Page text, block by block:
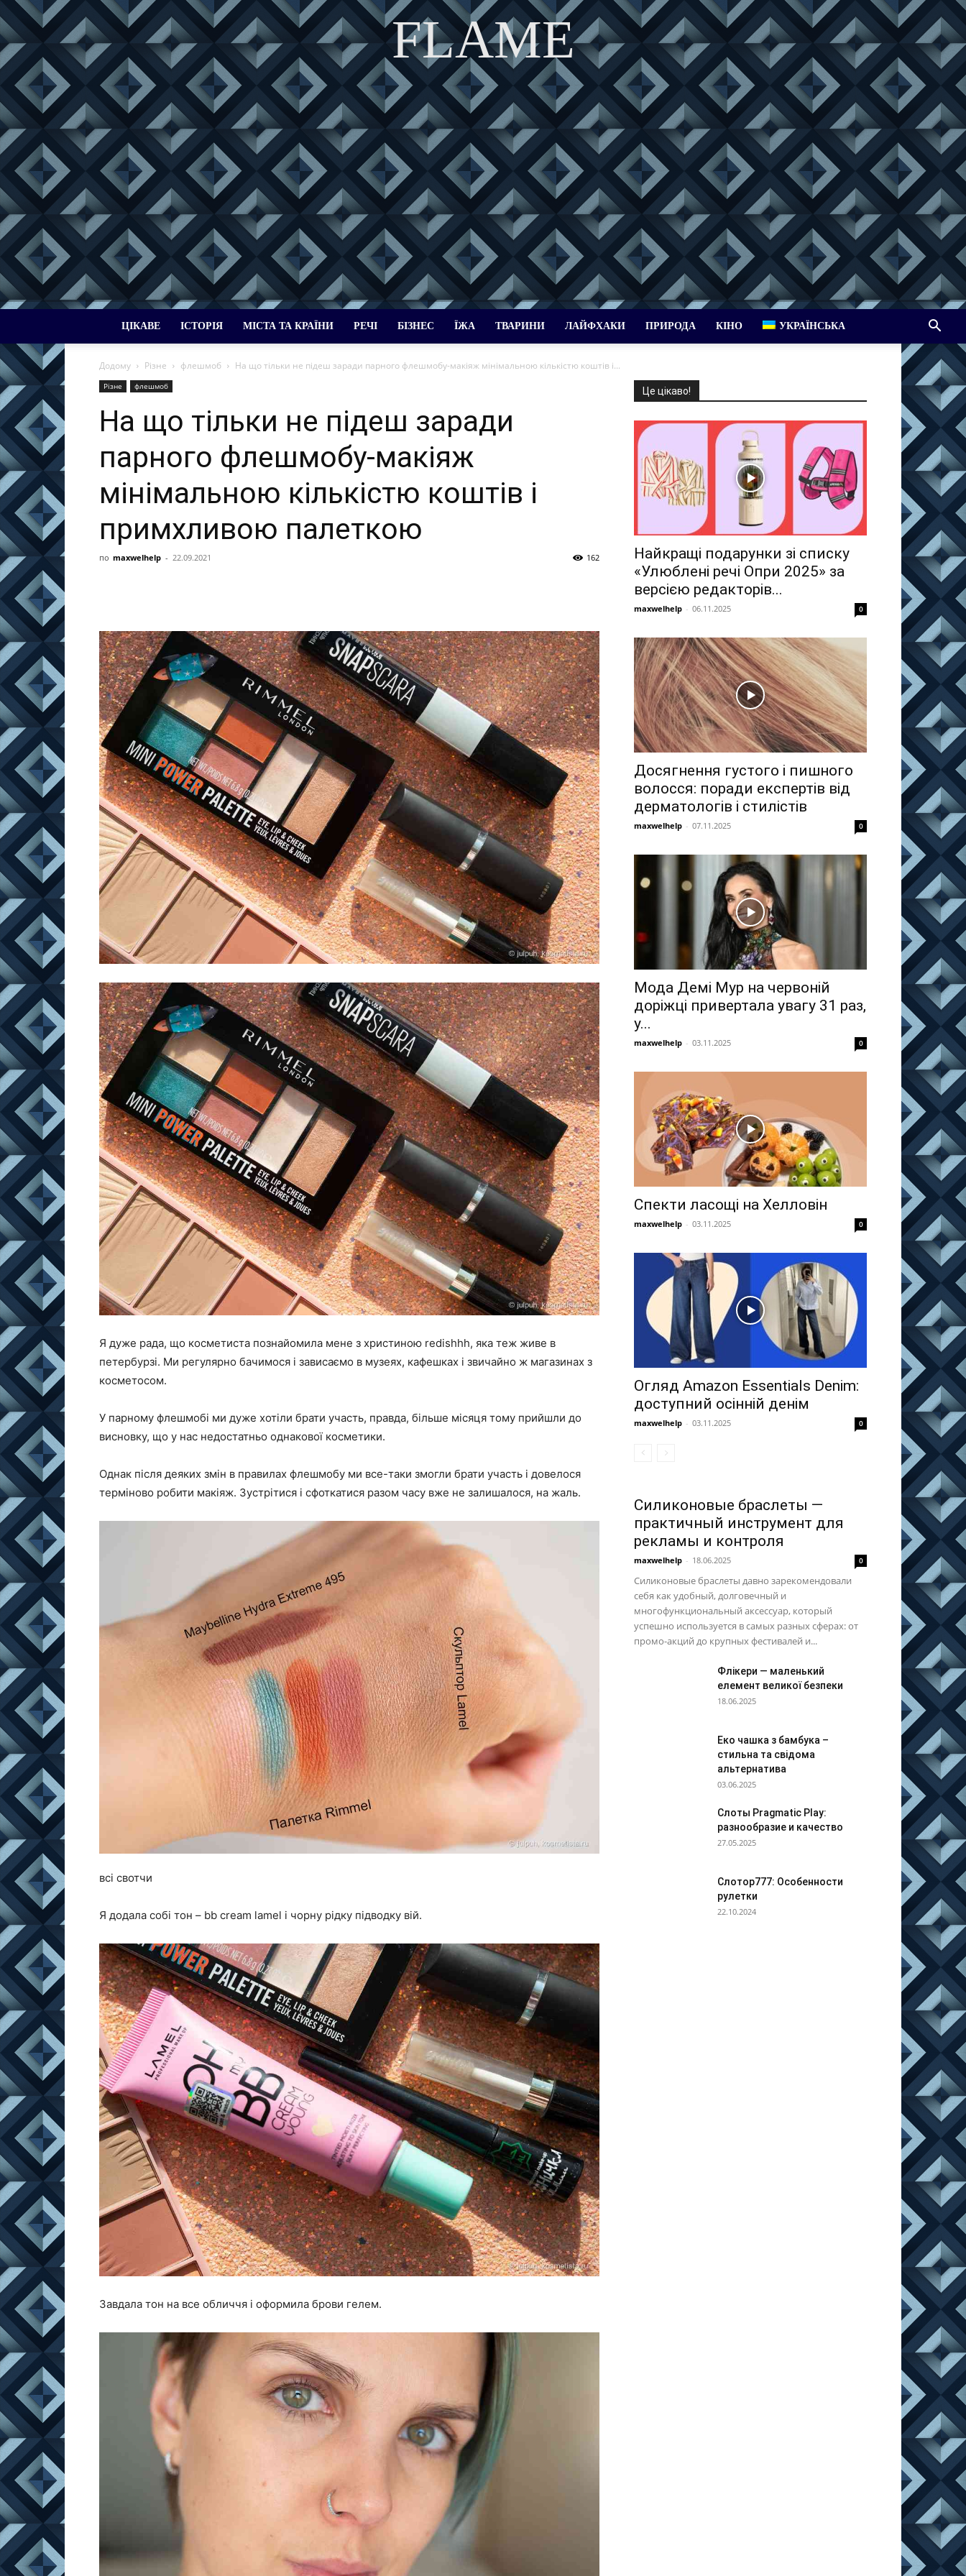
FLAME
DISCOVER THE ART OF PUBLISHING
ЦІКАВЕ ІСТОРІЯ МІСТА ТА КРАЇНИ РЕЧІ БІЗНЕС ЇЖА ТВАРИНИ ЛАЙФХАКИ ПРИРОДА КІНО УКРАЇНСЬКА
Додому Різне флешмоб На що тільки не підеш заради парного флешмобу-макіяж мінімальною кількістю коштів і...
Різне флешмоб
На що тільки не підеш заради
парного флешмобу-макіяж
мінімальною кількістю коштів і
примхливою палеткою
по maxwelhelp - 22.09.2021 162
Я дуже рада, що косметиста познайомила мене з христиною redishhh, яка теж живе в
петербурзі. Ми регулярно бачимося і зависаємо в музеях, кафешках і звичайно ж магазинах з
косметосом.
У парному флешмобі ми дуже хотіли брати участь, правда, більше місяця тому прийшли до
висновку, що у нас недостатньо однакової косметики.
Однак після деяких змін в правилах флешмобу ми все-таки змогли брати участь і довелося
терміново робити макіяж. Зустрітися і сфоткатися разом часу вже не залишалося, на жаль.
всі свотчи
Я додала собі тон – bb cream lamel і чорну рідку підводку вій.
Завдала тон на все обличчя і оформила брови гелем.
Це цікаво!
Найкращі подарунки зі списку
«Улюблені речі Опри 2025» за
версією редакторів...
maxwelhelp - 06.11.2025 0
Досягнення густого і пишного
волосся: поради експертів від
дерматологів і стилістів
maxwelhelp - 07.11.2025 0
Мода Демі Мур на червоній
доріжці привертала увагу 31 раз,
у...
maxwelhelp - 03.11.2025 0
Спекти ласощі на Хелловін
maxwelhelp - 03.11.2025 0
Огляд Amazon Essentials Denim:
доступний осінній денім
maxwelhelp - 03.11.2025 0
Силиконовые браслеты —
практичный инструмент для
рекламы и контроля
maxwelhelp - 18.06.2025 0
Силиконовые браслеты давно зарекомендовали
себя как удобный, долговечный и
многофункциональный аксессуар, который
успешно используется в самых разных сферах: от
промо-акций до крупных фестивалей и...
Флікери — маленький
елемент великої безпеки
18.06.2025
Еко чашка з бамбука –
стильна та свідома
альтернатива
03.06.2025
Слоты Pragmatic Play:
разнообразие и качество
27.05.2025
Слотор777: Особенности
рулетки
22.10.2024